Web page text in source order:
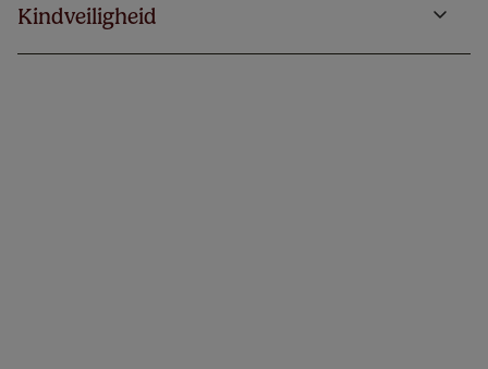
Kindveiligheid